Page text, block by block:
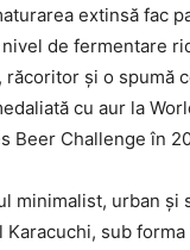
extinsă fac
de fermentare
și o spumă
cu aur la
Beer Challenge în
minimalist, urban și
Karacuchi, sub